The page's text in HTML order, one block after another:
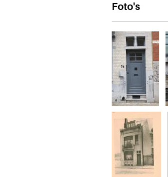
Foto's